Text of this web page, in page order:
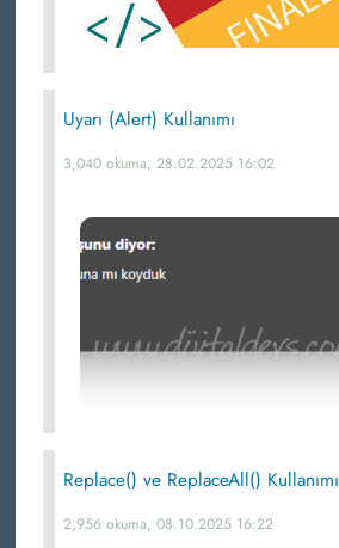
Uyarı (Alert) Kullanımı
3,040 okuma, 28.02.2025 16:02
Replace() ve ReplaceAll() Kullanımı
2,956 okuma, 08.10.2025 16:22